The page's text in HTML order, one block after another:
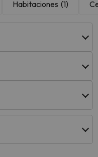
Habitaciones (1)